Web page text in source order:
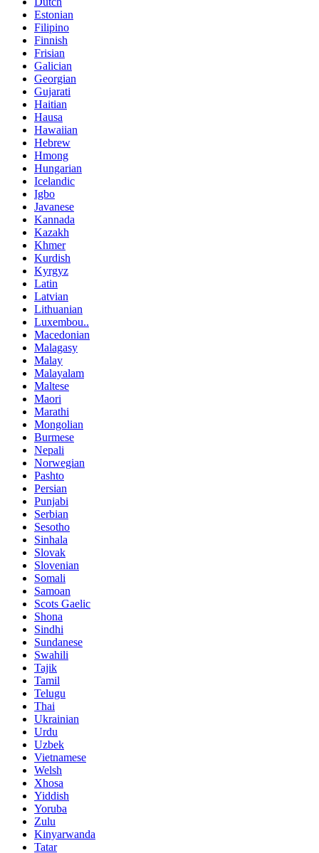
Estonian
Filipino
Finnish
Frisian
Galician
Georgian
Gujarati
Haitian
Hausa
Hawaiian
Hebrew
Hmong
Hungarian
Icelandic
Igbo
Javanese
Kannada
Kazakh
Khmer
Kurdish
Kyrgyz
Latin
Latvian
Lithuanian
Luxembou..
Macedonian
Malagasy
Malay
Malayalam
Maltese
Maori
Marathi
Mongolian
Burmese
Nepali
Norwegian
Pashto
Persian
Punjabi
Serbian
Sesotho
Sinhala
Slovak
Slovenian
Somali
Samoan
Scots Gaelic
Shona
Sindhi
Sundanese
Swahili
Tajik
Tamil
Telugu
Thai
Ukrainian
Urdu
Uzbek
Vietnamese
Welsh
Xhosa
Yiddish
Yoruba
Zulu
Kinyarwanda
Tatar